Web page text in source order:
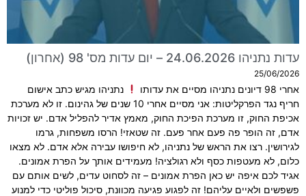
עדות נתניהו 24.06.2026 – יום עדות מס' 98 (אחרון)
25/06/2026
אחרי 98 דיונים נתניהו מסיים את עדותו
נתניהו מגיש כתב אישום
חריף נגד הפרקליטות: אני מסיים אחרי 10 שנים של גהינום. זו לא מערכת
אכיפת החוק, זו מערכת הפיכת החוק, מאמץ אדיר להפליל אדם. יש זכויות
אדם, זה הופר פה פעם אחר פעם. זה שטאזי! הרסו משפחות, גרמו
לגירושין. רצו את הראש של נתניהו, לא חיפושו עבירה אלא אדם. לא מצאו
כלום, לא מעטפות כסף ולא רגולציה! מעמידים אותך על הפרת אמונים.
אגיד לכם איפה יש כאן הפרת אמונים – זה לסחוט עדים, לשים אותם עם
פשפשים ולאיים עליהם! זה לפגוע פגיעה מכוונת, סיכול פוליטי כדי למנוע